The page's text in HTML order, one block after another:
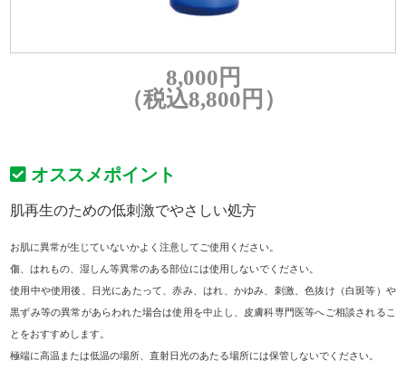
8,000円
（税込8,800円）
オススメポイント
肌再生のための低刺激でやさしい処方
お肌に異常が生じていないかよく注意してご使用ください。
傷、はれもの、湿しん等異常のある部位には使用しないでください。
使用中や使用後、日光にあたって、赤み、はれ、かゆみ、刺激、色抜け（白斑等）や
黒ずみ等の異常があらわれた場合は使用を中止し、皮膚科専門医等へご相談されるこ
とをおすすめします。
極端に高温または低温の場所、直射日光のあたる場所には保管しないでください。